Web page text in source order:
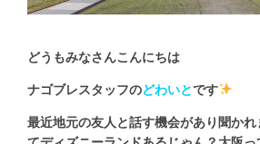
どうもみなさんこんにちは
ナゴブレスタッフのどわいとです
最近地元の友人と話す機会があり聞か